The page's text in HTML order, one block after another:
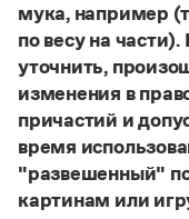
Все справочники
Журнал
Новости и события
Статьи
Интервью
мука, например
по весу на
уточнить,
изменения в
причастий и
время
"развешенный"
картинам или